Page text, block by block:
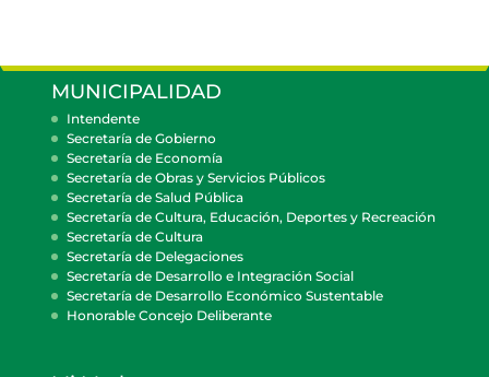
MUNICIPALIDAD
Intendente
Secretaría de Gobierno
Secretaría de Economía
Secretaría de Obras y Servicios Públicos
Secretaría de Salud Pública
Secretaría de Cultura, Educación, Deportes y Recreación
Secretaría de Cultura
Secretaría de Delegaciones
Secretaría de Desarrollo e Integración Social
Secretaría de Desarrollo Económico Sustentable
Honorable Concejo Deliberante